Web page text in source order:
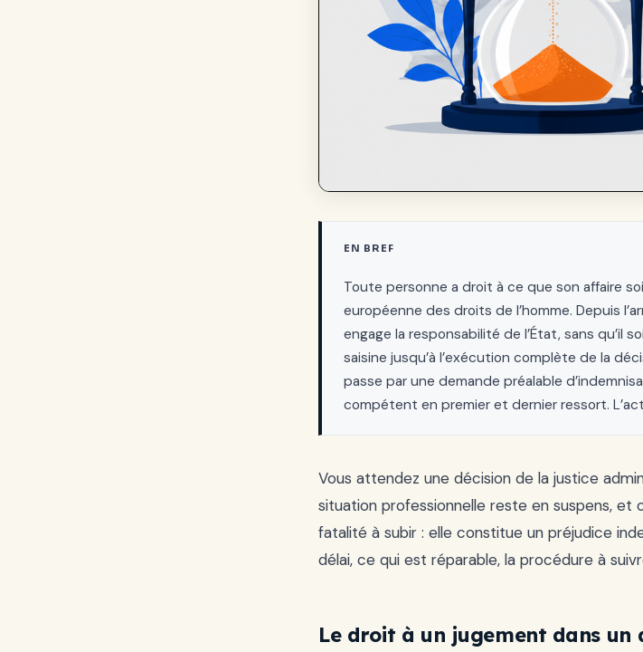
EN BREF
Toute personne a droit à ce que son affaire
européenne des droits de l’homme. Depuis
engage la responsabilité de l’État, sans qu’il
saisine jusqu’à l’exécution complète de la
passe par une demande préalable
compétent en premier et dernier ressort.
Vous attendez une décision de la justice
situation professionnelle reste en suspens,
fatalité à subir : elle constitue un préjudice
délai, ce qui est réparable, la procédure à
Le droit à un jugement dans un